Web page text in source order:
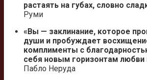
растаять на губах, словно
Руми
«Вы — заклинание, которое
души и пробуждает
комплименты с
себя новым горизонтам любви
Пабло Неруда